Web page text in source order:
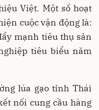
Việt. Một số hoạt
cuộc vận động là:
mạnh tiêu thụ sản
tiêu biểu năm
lúa gạo tỉnh Thái
nối cung cầu hàng